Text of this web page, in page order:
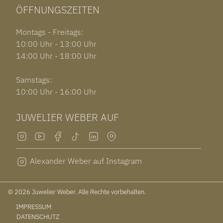
ÖFFNUNGSZEITEN
Montags - Freitags:
10:00 Uhr - 13:00 Uhr
14:00 Uhr - 18:00 Uhr
Samstags:
10:00 Uhr - 16:00 Uhr
JUWELIER WEBER AUF
Alexander Weber auf Instagram
© 2026 Juwelier Weber. Alle Rechte vorbehalten.
IMPRESSUM
DATENSCHUTZ